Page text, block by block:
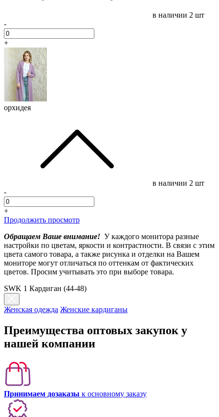
в наличии 2 шт
-
+
орхидея
в наличии 2 шт
-
+
Продолжить просмотр
Обращаем Ваше внимание! У каждого монитора разные
настройки по цветам, яркости и контрастности. В связи с этим
цвета самого товара, а также рисунка и отделки на Вашем
мониторе могут отличаться по оттенкам от фактических
цветов. Просим учитывать это при выборе товара.
SWK 1 Кардиган (44-48)
Женская одежда Женские кардиганы
Преимущества оптовых закупок у
нашей компании
Принимаем дозаказы к основному заказу